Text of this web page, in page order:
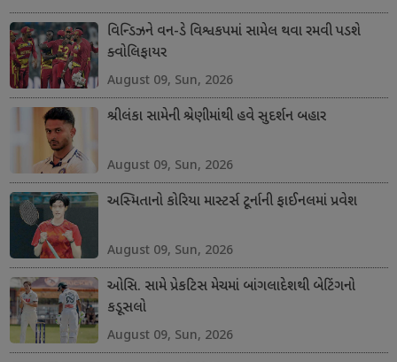
વિન્ડિઝને વન-ડે વિશ્વકપમાં સામેલ થવા રમવી પડશે
ક્વોલિફાયર
August 09, Sun, 2026
શ્રીલંકા સામેની શ્રેણીમાંથી હવે સુદર્શન બહાર
August 09, Sun, 2026
અસ્મિતાનો કોરિયા માસ્ટર્સ ટૂર્નાની ફાઈનલમાં પ્રવેશ
August 09, Sun, 2026
ઓસિ. સામે પ્રેકટિસ મેચમાં બાંગલાદેશથી બેટિંગનો
કડૂસલો
August 09, Sun, 2026